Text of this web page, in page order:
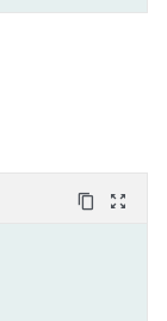
content_copy zoom_out_map